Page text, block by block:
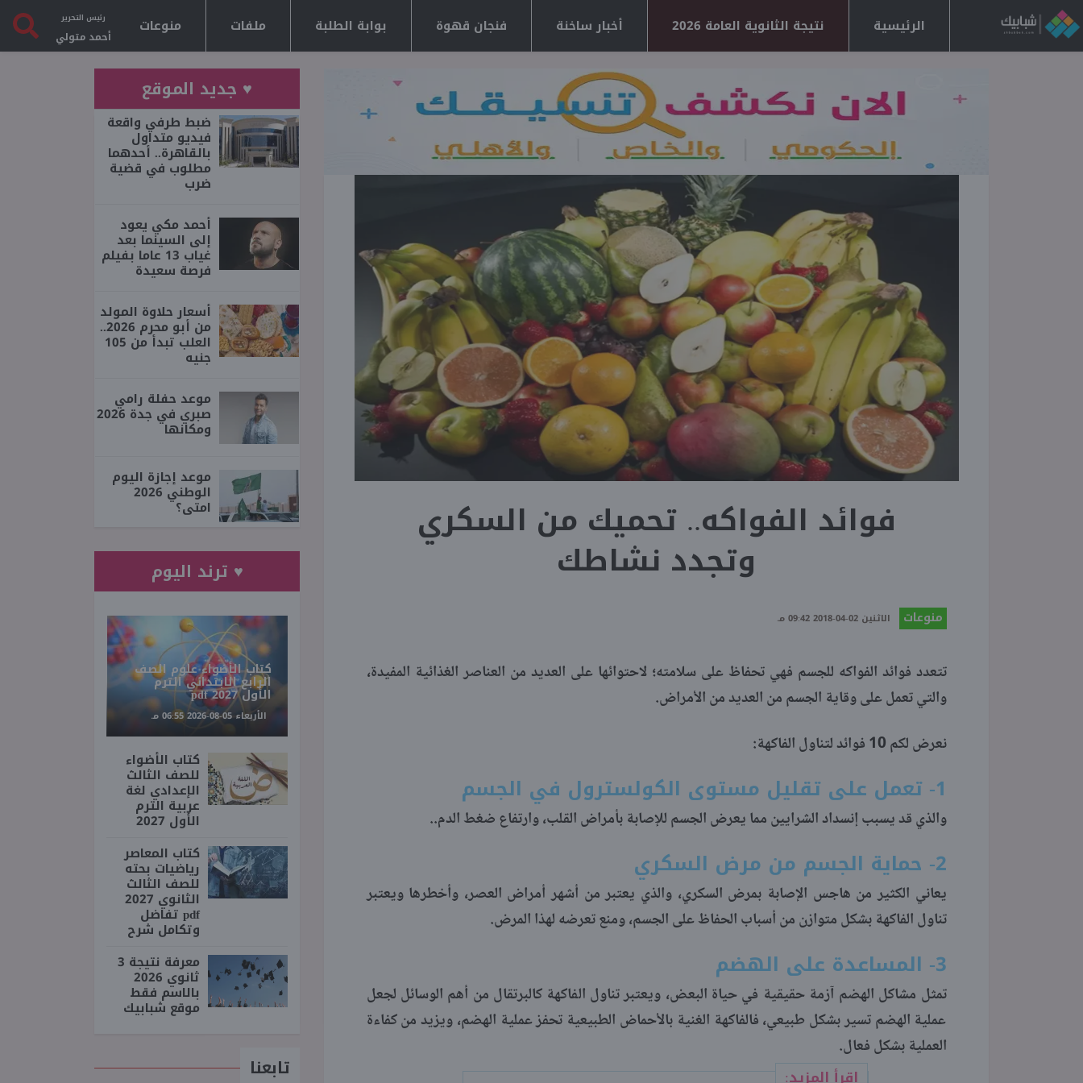
الرئيسية نتيجة الثانوية العامة 2026 أخبار ساخنة فنجان قهوة بوابة الطلبة ملفات منوعات رئيس التحرير
أحمد متولي
فوائد الفواكه.. تحميك من السكري
وتجدد نشاطك
منوعات الاثنين 02-04-2018 09:42 مـ
تتعدد فوائد الفواكه للجسم فهي تحفاظ على سلامته؛ لاحتوائها على العديد من العناصر الغذائية المفيدة،
والتي تعمل على وقاية الجسم من العديد من الأمراض.
نعرض لكم 10 فوائد لتناول الفاكهة:
1- تعمل على تقليل مستوى الكولسترول في الجسم
والذي قد يسبب إنسداد الشرايين مما يعرض الجسم للإصابة بأمراض القلب، وارتفاع ضغط الدم..
2- حماية الجسم من مرض السكري
يعاني الكثير من هاجس الإصابة بمرض السكري، والذي يعتبر من أشهر أمراض العصر، وأخطرها ويعتبر
تناول الفاكهة بشكل متوازن من أسباب الحفاظ على الجسم، ومنع تعرضه لهذا المرض.
3- المساعدة على الهضم
تمثل مشاكل الهضم آزمة حقيقية في حياة البعض، ويعتبر تناول الفاكهة كالبرتقال من أهم الوسائل لجعل
عملية الهضم تسير بشكل طبيعي، فالفاكهة الغنية بالأحماض الطبيعية تحفز عملية الهضم، ويزيد من كفاءة
العملية بشكل فعال.
اقرأ المزيد:
♥ جديد الموقع
ضبط طرفي واقعة
فيديو متداول
بالقاهرة.. أحدهما
مطلوب في قضية
ضرب
أحمد مكي يعود
إلى السينما بعد
غياب 13 عاما بفيلم
فرصة سعيدة
أسعار حلاوة المولد
من أبو محرم 2026..
العلب تبدأ من 105
جنيه
موعد حفلة رامي
صبري في جدة 2026
ومكانها
موعد إجازة اليوم
الوطني 2026
امتى؟
♥ ترند اليوم
كتاب الأضواء علوم الصف
الرابع الابتدائي الترم
الأول 2027 pdf
الأربعاء 05-08-2026 06:55 مـ
كتاب الأضواء
للصف الثالث
الإعدادي لغة
عربية الترم
الأول 2027
كتاب المعاصر
رياضيات بحته
للصف الثالث
الثانوي 2027
pdf تفاضل
وتكامل شرح
معرفة نتيجة 3
ثانوي 2026
بالاسم فقط
موقع شبابيك
تابعنا